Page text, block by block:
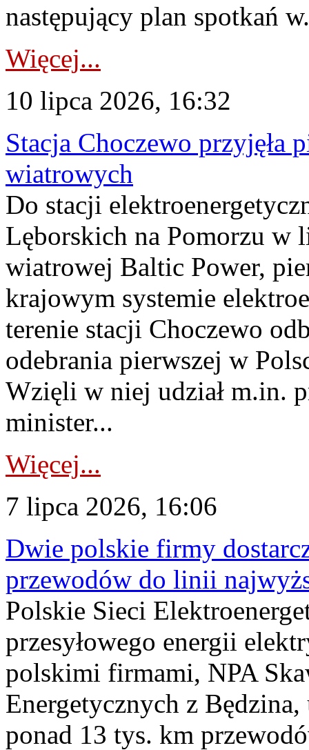
następujący plan spotkań
Więcej...
10 lipca 2026, 16:32
Stacja Choczewo przyjęła
wiatrowych
Do stacji
Lęborskich na Pomorzu w
wiatrowej Baltic Power,
krajowym systemie
terenie stacji Choczewo
odebrania pierwszej w
Wzięli w niej udział m.in.
minister...
Więcej...
7 lipca 2026, 16:06
Dwie polskie firmy
przewodów do linii
Polskie Sieci
przesyłowego energii
polskimi firmami, NPA
Energetycznych z
ponad 13 tys. km